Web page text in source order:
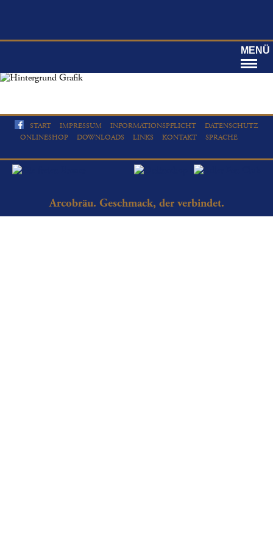
MENÜ
START IMPRESSUM INFORMATIONSPFLICHT
DATENSCHUTZ
ONLINESHOP
DOWNLOADS LINKS KONTAKT SPRACHE
Arcobräu. Geschmack, der verbindet.